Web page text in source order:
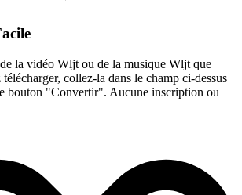
la vidéo Wljt ou de la musique Wljt que
collez-la dans le champ ci-dessus
bouton "Convertir". Aucune inscription ou